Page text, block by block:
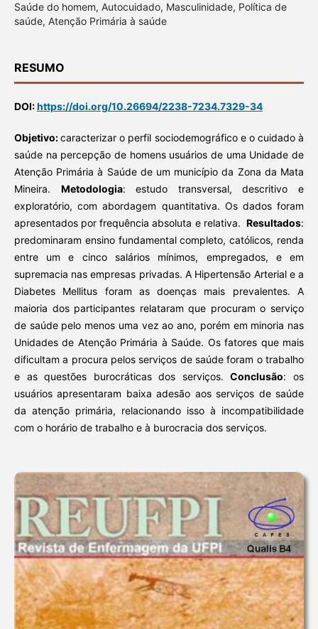
Saúde do homem, Autocuidado, Masculinidade, Política de
saúde, Atenção Primária à saúde
RESUMO
DOI:https://doi.org/10.26694/2238-7234.7329-34
Objetivo:caracterizar o perfil sociodemográfico e o cuidado à
saúde na percepção de homens usuários de uma Unidade de
Atenção Primária à Saúde de um município da Zona da Mata
Mineira. Metodologia: estudo transversal, descritivo e
exploratório, com abordagem quantitativa. Os dados foram
apresentados por frequência absoluta e relativa.Resultados:
predominaram ensino fundamental completo, católicos, renda
entre um e cinco salários mínimos, empregados, e em
supremacia nas empresas privadas. A Hipertensão Arterial e a
Diabetes Mellitus foram as doenças mais prevalentes. A
maioria dos participantes relataram que procuram o serviço
de saúde pelo menos uma vez ao ano, porém em minoria nas
Unidades de Atenção Primária à Saúde. Os fatores que mais
dificultam a procura pelos serviços de saúde foram o trabalho
e as questões burocráticas dos serviços.Conclusão: os
usuários apresentaram baixa adesão aos serviços de saúde
da atenção primária, relacionando isso à incompatibilidade
com o horário de trabalho e à burocracia dos serviços.